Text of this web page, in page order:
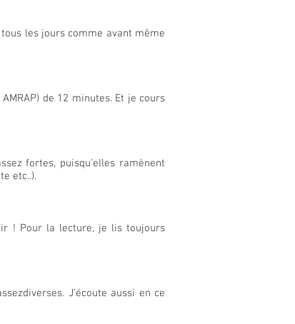
les jours comme avant même
de 12 minutes. Et je cours
fortes, puisqu’elles ramènent
etc..).
! Pour la lecture, je lis toujours
J’écoute aussi en ce